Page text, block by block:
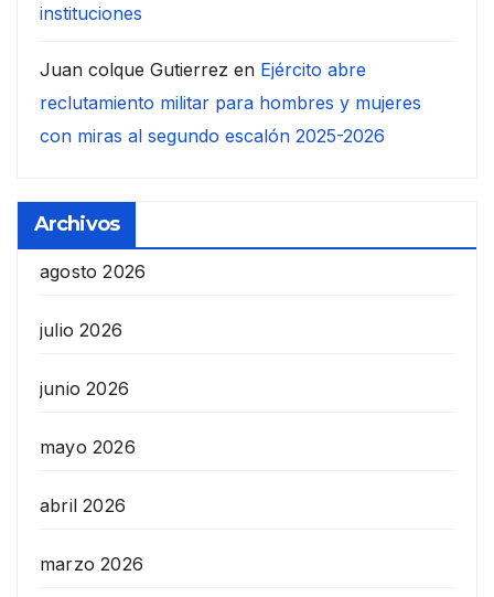
instituciones
Juan colque Gutierrez en Ejército abre
reclutamiento militar para hombres y mujeres
con miras al segundo escalón 2025-2026
Archivos
agosto 2026
julio 2026
junio 2026
mayo 2026
abril 2026
marzo 2026